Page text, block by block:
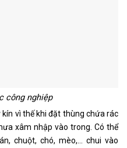
công nghiệp
vì thế khi đặt thùng chứa rác
xâm nhập vào trong. Có thể
chuột, chó, mèo,… chui vào